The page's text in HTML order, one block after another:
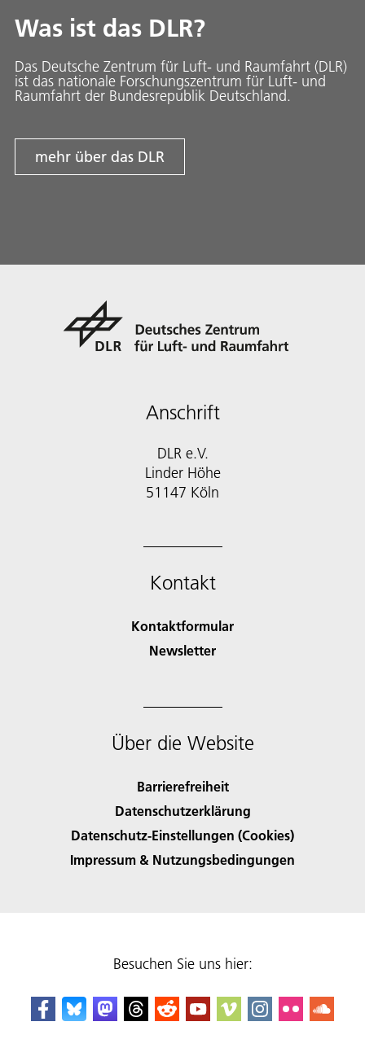
Was ist das DLR?
Das Deutsche Zentrum für Luft- und Raumfahrt (DLR)
ist das nationale Forschungszentrum für Luft- und
Raumfahrt der Bundesrepublik Deutschland.
mehr über das DLR
Anschrift
DLR e.V.
Linder Höhe
51147 Köln
Kontakt
Kontaktformular
Newsletter
Über die Website
Barrierefreiheit
Datenschutzerklärung
Datenschutz-Einstellungen (Cookies)
Impressum & Nutzungsbedingungen
Besuchen Sie uns hier: